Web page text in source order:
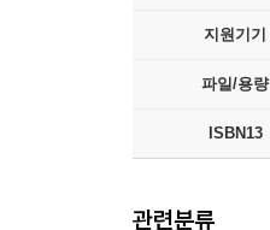
지원기기
파일/용량
ISBN13
관련분류